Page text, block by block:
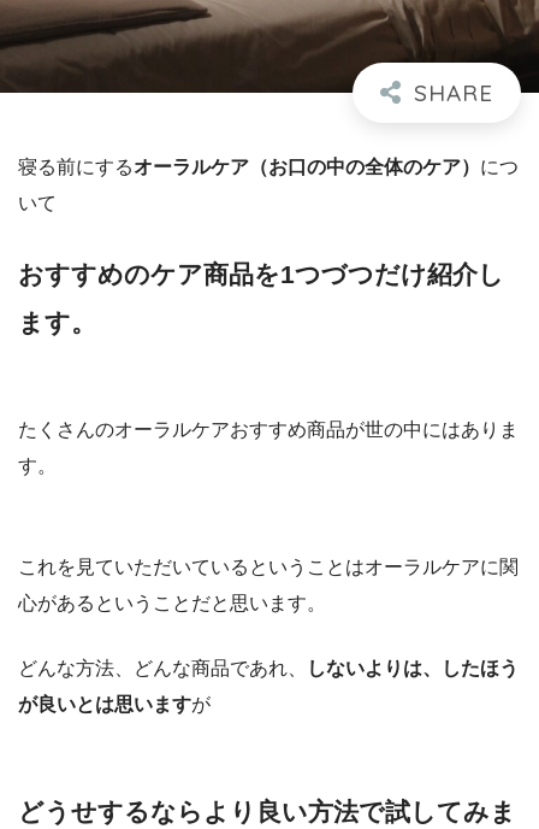
寝る前にするオーラルケア（お口の中の全体のケア） につ
いて
おすすめのケア商品を1つづつだけ紹介し
ます。
たくさんのオーラルケアおすすめ商品が世の中にはありま
す。
これを見ていただいているということはオーラルケアに関
心があるということだと思います。
どんな方法、どんな商品であれ、
しないよりは、したほう
が良いとは思いますが
どうせするならより良い方法で試してみま